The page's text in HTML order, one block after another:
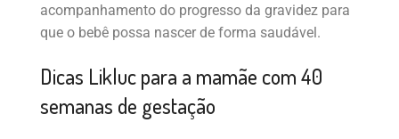
acompanhamento do progresso da gravidez para
que o bebê possa nascer de forma saudável.
Dicas Likluc para a mamãe com 40
semanas de gestação